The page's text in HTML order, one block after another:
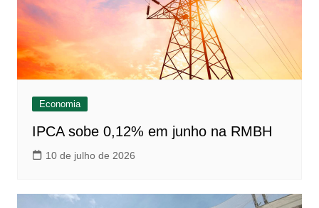
Economia
IPCA sobe 0,12% em junho na RMBH
10 de julho de 2026